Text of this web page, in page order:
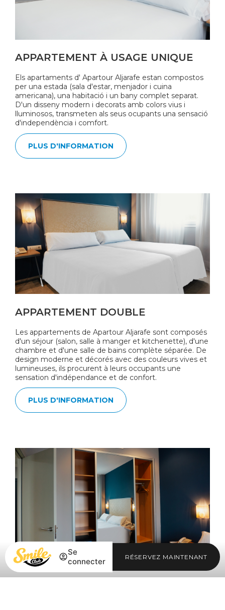
Se
connecter
RÉSERVEZ MAINTENANT
APPARTEMENT À USAGE UNIQUE
Els apartaments d' Apartour Aljarafe estan compostos
per una estada (sala d'estar, menjador i cuina
americana), una habitació i un bany complet separat.
D'un disseny modern i decorats amb colors vius i
lluminosos, transmeten als seus ocupants una sensació
d'independència i comfort.
PLUS D'INFORMATION
APPARTEMENT DOUBLE
Les appartements de Apartour Aljarafe sont composés
d'un séjour (salon, salle à manger et kitchenette), d'une
chambre et d'une salle de bains complète séparée. De
design moderne et décorés avec des couleurs vives et
lumineuses, ils procurent à leurs occupants une
sensation d'indépendance et de confort.
PLUS D'INFORMATION
APPARTEMENT 2 ADULTES ET 1